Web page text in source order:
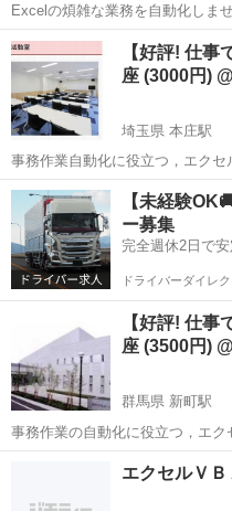
Excelの煩雑な業務を自動化しま
GPTとの関連性まで1時間ずつ、
出しができれば、その後の業務応用へ
の...
大阪 大阪市 大阪難波駅
【好評! 仕事
座 (3000円)
埼玉県 本庄駅
事務作業自動化に役立つ，エク
(※ｼﾞﾓﾃｨｰuser登録後、ﾒｯｾｰｼﾞを
す。) ★本講座のGoal 狙いに
埼玉 本庄市 本庄駅
【未経験
ー募集
完全週休2日で
ドライバーダイレク
【好評! 仕事
座 (3500円)
群馬県 新町駅
事務作業の自動化に役立つ，エ
す． (※ｼﾞﾓﾃｨｰuser登録後、ﾒｯｾｰｼﾞを頂けると、私から返信する事が
出来ます。) ★本講座の
新町駅
エクセルＶ